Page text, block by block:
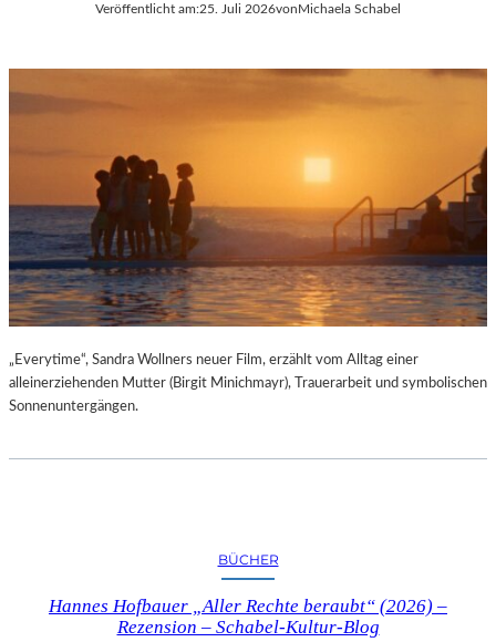
Veröffentlicht am:25. Juli 2026vonMichaela Schabel
„Everytime“, Sandra Wollners neuer Film, erzählt vom Alltag einer
alleinerziehenden Mutter (Birgit Minichmayr), Trauerarbeit und symbolischen
Sonnenuntergängen.
BÜCHER
Hannes Hofbauer „Aller Rechte beraubt“ (2026) –
Rezension – Schabel-Kultur-Blog